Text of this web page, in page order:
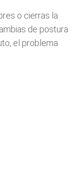
o cierras la
de postura
el problema